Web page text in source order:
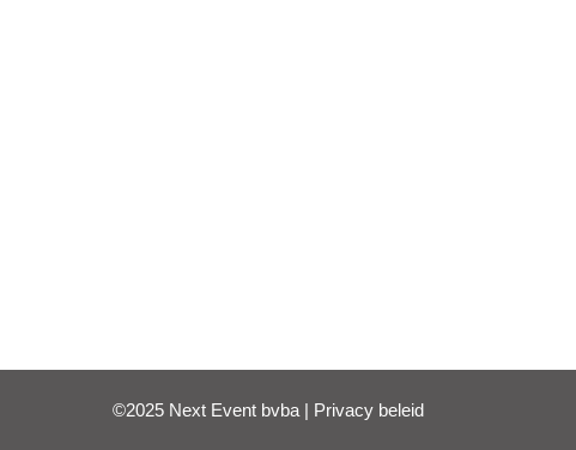
©2025 Next Event bvba | Privacy beleid